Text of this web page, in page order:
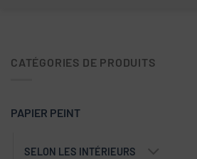
CATÉGORIES DE PRODUITS
PAPIER PEINT
SELON LES INTÉRIEURS